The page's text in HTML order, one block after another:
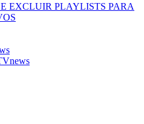
EXCLUIR PLAYLISTS PARA